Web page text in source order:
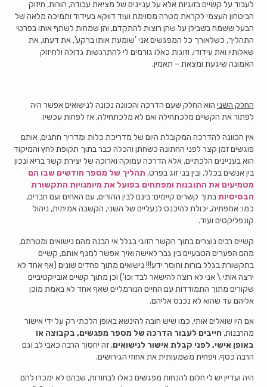
לעבוד על קשיים בזוגיות אלא על עניינים של מציאת עבודה, הורות, חיזוק
הביטחון העצמי לקראת מטרה מסוימת ועוד דווקא בעידוד ותמיכה מלאה של
הבעל ששמח בשבילן על שהן רוצות להתקדם, והן שמחות לשתף אותו בפרטי
התהליך, כשלאורך כל המפגשים אני 'שומעת אותו ברקע', את דעתו, את
שאלותיו ואת עידודו, וזוגות כאלו גורמים לי להתרגשות גדולה ולחיזוק
האמונה שיגעת ומצאת – תאמין.
החלק השני הוא החלק שעם הדרכה והכוונה נכונה לנישואים אפשר היה
לפתור את הקשיים מלכתחילה ואם לא מלכתחילה, אז לפחות עכשיו.
אין הכוונה להדרכה המקובלת היום של מדריכת כלות ומדריך חתנים, אותם
פוגשים זמן קצר לפני החתונה כשחתן והכלה כבר בתוך תקופת לחץ והמיקוד
הוא בעניינים הלכתיים, אלא הדרכה עמוקה וארוכה של יצירת קשר בריא ונכון
בין אנשים בכלל, ובין בני זוג בפרט. תהליך של מספר חודשים שבו הם
מטמיעים את התובנות ומפתחים בפועל את מיומנויות התקשורת
הבסיסיותבתוך קשרים קיימים: בינם לבין ההורים, עם האחים ועם חברים,
כמו: אמפתיה, יכולת להיכנס לנעליים של השני, הקשבה אמיתית, ניהול
קונפליקטים ועוד.
קשיים רבים נוצרים בתוך הקשר הזוגי בגלל אי הבנה מהם נישואים ומטרתם,
מהם הפערים הטבעיים בין גבר לאישה ואיך אפשר למנף אותם, קשיים
בתקשורת בגלל בורות וחוסר ידע!!! נישואים מתוך פחדים שונים (אף אחד לא
ירצה אותי \ אני לא רוצה להישאר לבד וכו') וכן מתוך קשיים אובייקטיביים
שקורים מתוך התמודדות עם החיים הנורמליים שאף אחד לא באמת מוכן
אליהם עד שהוא לא נכנס אליהם.
אם היו שואלים אותי, כמו שיש חובה להינשא באופן הלכתי רק על ידי אישור
מהרבנות, חייבים לעבור הדרכה של מספר מפגשים, בקבוצה או
באופן אישי, לפני קבלת אישור לנישואים. זה יחסוך הרבה כאבי לב וגם
הרבה כסף, ויפחית משמעותית את אחוזי הגירושים.
היה ועדיין יש לי חלום להנחות מפגשים כאלו לבחורות, שבהם לא ימכרו להם